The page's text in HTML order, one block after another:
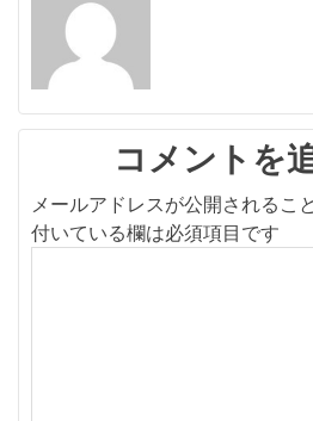
ー
シ
ョ
コメントを
メールアドレスが公開されるこ
付いている欄は必須項目です